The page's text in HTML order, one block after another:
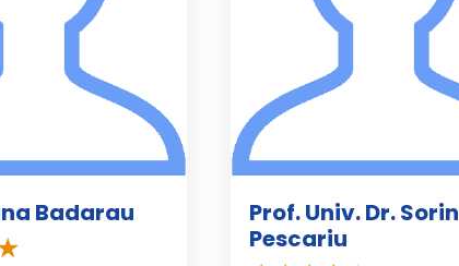
Badarau
Prof. Univ. Dr. Sorin
Pescariu